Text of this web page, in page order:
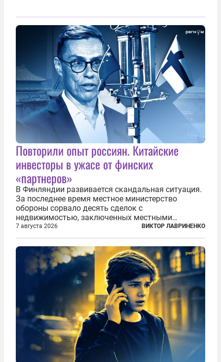
Повторили опыт россиян. Китайские
инвесторы в ужасе от финских
«партнеров»
В Финляндии развивается скандальная ситуация.
За последнее время местное министерство
обороны сорвало десять сделок с
недвижимостью, заключенных местными
фирмами с китайским капиталом. Чиновники
заявили, что они могли заключаться с целью
создания в Финляндии шпионской сети, чтобы
следить за...
7 августа 2026 ВИКТОР ЛАВРИНЕНКО